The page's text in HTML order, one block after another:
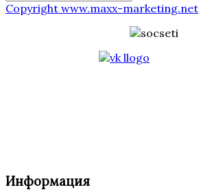
Copyright www.maxx-marketing.net
Информация